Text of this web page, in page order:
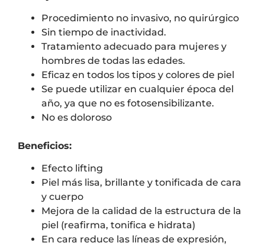
Procedimiento no invasivo, no quirúrgico
Sin tiempo de inactividad.
Tratamiento adecuado para mujeres y
hombres de todas las edades.
Eficaz en todos los tipos y colores de piel
Se puede utilizar en cualquier época del
año, ya que no es fotosensibilizante.
No es doloroso
Beneficios:
Efecto lifting
Piel más lisa, brillante y tonificada de cara
y cuerpo
Mejora de la calidad de la estructura de la
piel (reafirma, tonifica e hidrata)
En cara reduce las líneas de expresión,